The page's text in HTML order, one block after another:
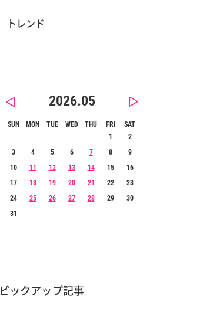
トレンド
2026.05
SUN MON TUE WED THU FRI
SAT
1
2
3
4 5 6 7 8
9
10
11 12 13 14 15
16
17
18 19 20 21 22
23
24
25 26 27 28 29
30
31
ピックアップ記事